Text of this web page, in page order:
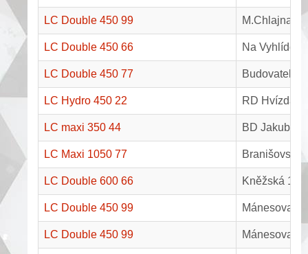
LC Double 450 99 M.Chlajna
LC Double 450 66 Na Vyhlídce
LC Double 450 77
LC Hydro 450 22 RD Hvízdal,
LC maxi 350 44 BD
LC Maxi 1050 77 Branišovská
LC Double 600 66 Kněžská 19,
LC Double 450 99 Mánesova
LC Double 450 99 Mánesova